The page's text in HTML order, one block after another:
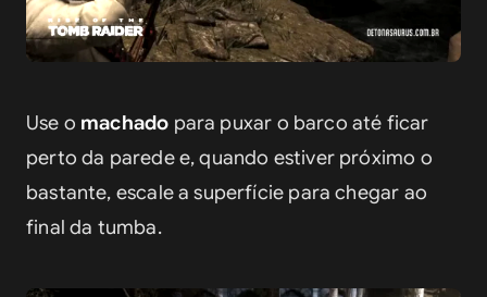
Use o machado para puxar o barco até ficar
perto da parede e, quando estiver próximo o
bastante, escale a superfície para chegar ao
final da tumba.